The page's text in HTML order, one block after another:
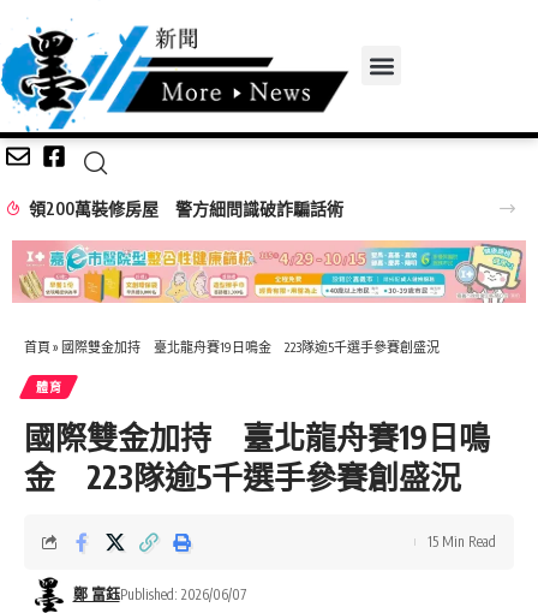
領200萬裝修房屋 警方細問識破詐騙話術
首頁 » 國際雙金加持 臺北龍舟賽19日鳴金 223隊逾5千選手參賽創盛況
體育
國際雙金加持 臺北龍舟賽19日鳴
金 223隊逾5千選手參賽創盛況
鄭 富鈺Published: 2026/06/07
15 Min Read